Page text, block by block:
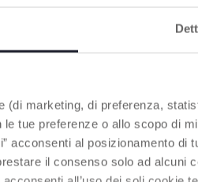
(di marketing, di preferenza,
tue preferenze o allo scopo di
acconsenti al posizionamento di
il consenso solo ad alcuni